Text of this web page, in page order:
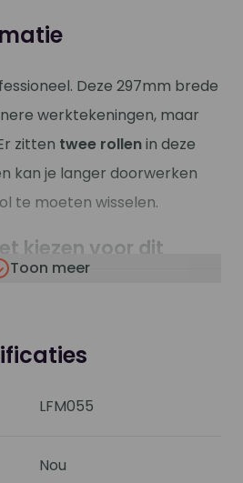
Deze 297mm brede
werktekeningen, maar
zitten twee rollenin deze
kan je langer doorwerken
te moeten wisselen.
kiezen voor dit
is.
Toon meer
LFM055
Nou